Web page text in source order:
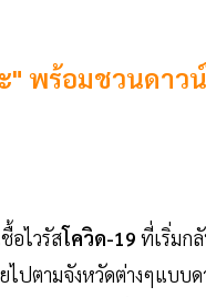
พร้อมชวนดาว
อไวรัสโควิด-19 ที่เริ่มก
ไปตามจังหวัดต่างๆแบบ